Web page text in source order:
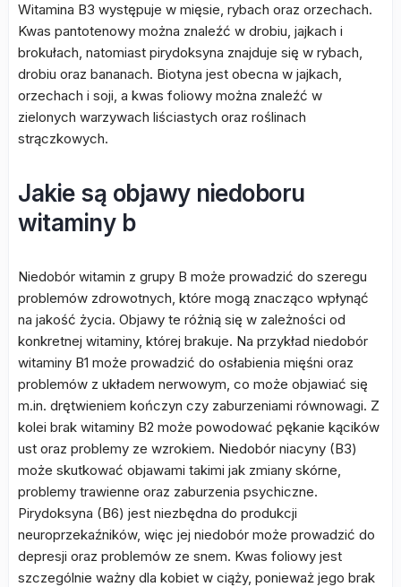
Witamina B3 występuje w mięsie, rybach oraz orzechach.
Kwas pantotenowy można znaleźć w drobiu, jajkach i
brokułach, natomiast pirydoksyna znajduje się w rybach,
drobiu oraz bananach. Biotyna jest obecna w jajkach,
orzechach i soji, a kwas foliowy można znaleźć w
zielonych warzywach liściastych oraz roślinach
strączkowych.
Jakie są objawy niedoboru
witaminy b
Niedobór witamin z grupy B może prowadzić do szeregu
problemów zdrowotnych, które mogą znacząco wpłynąć
na jakość życia. Objawy te różnią się w zależności od
konkretnej witaminy, której brakuje. Na przykład niedobór
witaminy B1 może prowadzić do osłabienia mięśni oraz
problemów z układem nerwowym, co może objawiać się
m.in. drętwieniem kończyn czy zaburzeniami równowagi. Z
kolei brak witaminy B2 może powodować pękanie kącików
ust oraz problemy ze wzrokiem. Niedobór niacyny (B3)
może skutkować objawami takimi jak zmiany skórne,
problemy trawienne oraz zaburzenia psychiczne.
Pirydoksyna (B6) jest niezbędna do produkcji
neuroprzekaźników, więc jej niedobór może prowadzić do
depresji oraz problemów ze snem. Kwas foliowy jest
szczególnie ważny dla kobiet w ciąży, ponieważ jego brak